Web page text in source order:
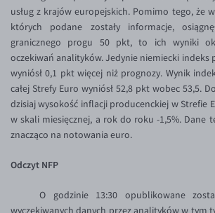
Inne pary walutowe
AUD/PLN
BGN/PLN
CAD/PLN
CNY/PLN
HKD/PLN
JPY/PLN
Aplikacja mobilna
Bezpieczeństwo
Pomoc
Pomoc
FAQ
Konto i opłaty
Przelewy zagraniczne
Poradnik
KONTAKT
Kontakt
Dla mediów
PL
usług z krajów europejskich. Pomimo tego, że
których podane zostały informacje,
granicznego progu 50 pkt, to ich wyniki
oczekiwań analityków. Jedynie niemiecki indeks
wyniósł 0,1 pkt więcej niż prognozy. Wynik
całej Strefy Euro wyniósł 52,8 pkt wobec 53,5.
dzisiaj wysokość inflacji producenckiej w Strefie
w skali miesięcznej, a rok do roku -1,5%. Dane
znacząco na notowania euro.
Odczyt NFP
O godzinie 13:30 opublikowane
wyczekiwanych danych przez analityków w tym